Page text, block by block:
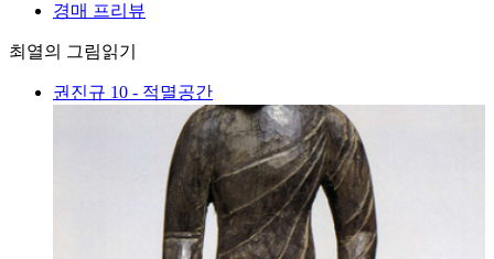
경매 프리뷰
최열의 그림읽기
권진규 10 - 적멸공간